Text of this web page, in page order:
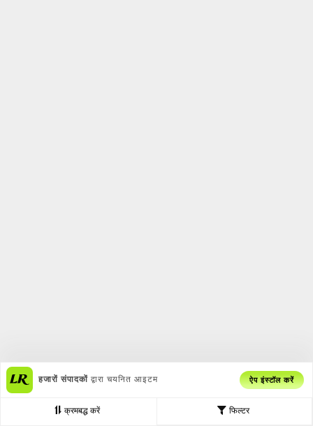
फिल्टर
क्रमबद्ध करें
हजारों संपादकों द्वारा चयनित आइटम ऐप इंस्टॉल करें